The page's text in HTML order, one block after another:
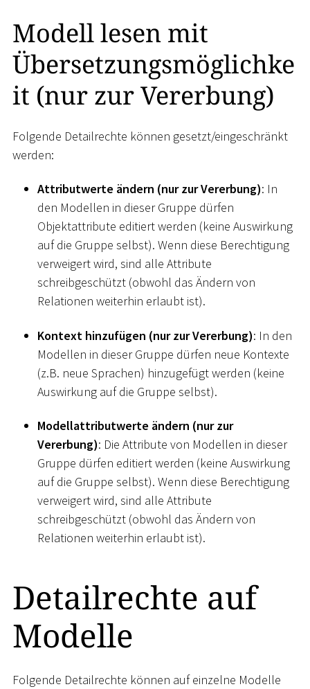
Modell lesen mit
Übersetzungsmöglichke
it (nur zur Vererbung)
Folgende Detailrechte können gesetzt/eingeschränkt
werden:
Attributwerte ändern (nur zur Vererbung): In
den Modellen in dieser Gruppe dürfen
Objektattribute editiert werden (keine Auswirkung
auf die Gruppe selbst). Wenn diese Berechtigung
verweigert wird, sind alle Attribute
schreibgeschützt (obwohl das Ändern von
Relationen weiterhin erlaubt ist).
Kontext hinzufügen (nur zur Vererbung): In den
Modellen in dieser Gruppe dürfen neue Kontexte
(z.B. neue Sprachen) hinzugefügt werden (keine
Auswirkung auf die Gruppe selbst).
Modellattributwerte ändern (nur zur
Vererbung): Die Attribute von Modellen in dieser
Gruppe dürfen editiert werden (keine Auswirkung
auf die Gruppe selbst). Wenn diese Berechtigung
verweigert wird, sind alle Attribute
schreibgeschützt (obwohl das Ändern von
Relationen weiterhin erlaubt ist).
Detailrechte auf
Modelle
Folgende Detailrechte können auf einzelne Modelle